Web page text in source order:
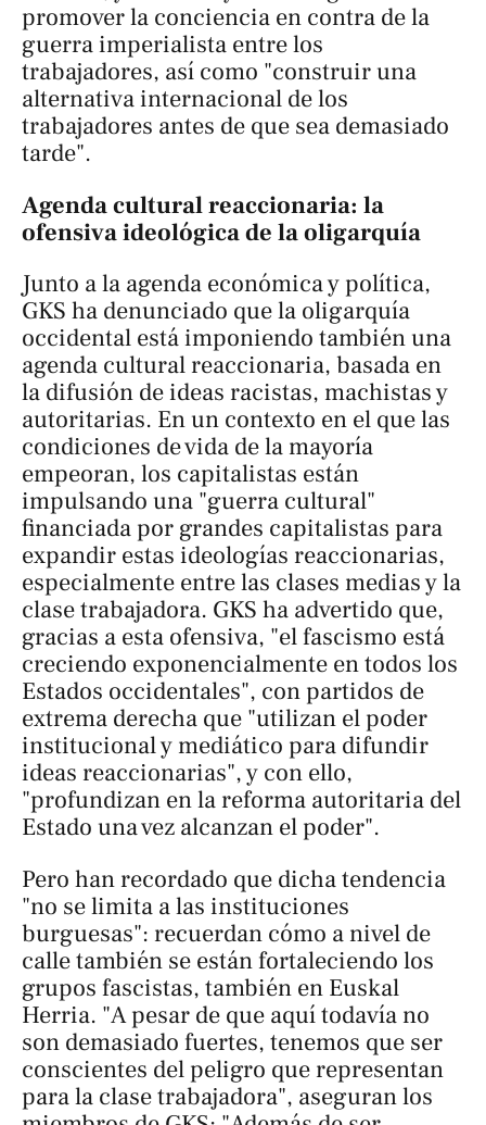
promover la conciencia en contra de la
guerra imperialista entre los
trabajadores, así como "construir una
alternativa internacional de los
trabajadores antes de que sea demasiado
tarde".
Agenda cultural reaccionaria: la
ofensiva ideológica de la oligarquía
Junto a la agenda económica y política,
GKS ha denunciado que la oligarquía
occidental está imponiendo también una
agenda cultural reaccionaria, basada en
la difusión de ideas racistas, machistas y
autoritarias. En un contexto en el que las
condiciones de vida de la mayoría
empeoran, los capitalistas están
impulsando una "guerra cultural"
financiada por grandes capitalistas para
expandir estas ideologías reaccionarias,
especialmente entre las clases medias y la
clase trabajadora. GKS ha advertido que,
gracias a esta ofensiva, "el fascismo está
creciendo exponencialmente en todos los
Estados occidentales", con partidos de
extrema derecha que "utilizan el poder
institucional y mediático para difundir
ideas reaccionarias", y con ello,
"profundizan en la reforma autoritaria del
Estado una vez alcanzan el poder".
Pero han recordado que dicha tendencia
"no se limita a las instituciones
burguesas": recuerdan cómo a nivel de
calle también se están fortaleciendo los
grupos fascistas, también en Euskal
Herria. "A pesar de que aquí todavía no
son demasiado fuertes, tenemos que ser
conscientes del peligro que representan
para la clase trabajadora", aseguran los